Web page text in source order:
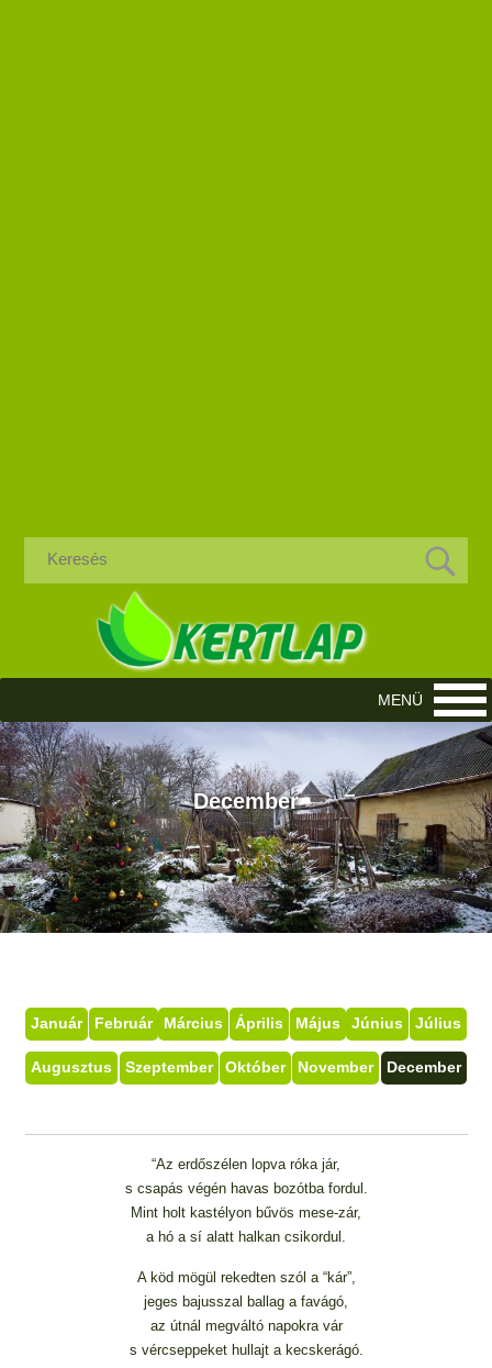
December
Január Február Március Április Május Június Július
Augusztus Szeptember Október November December
“Az erdőszélen lopva róka jár,
s csapás végén havas bozótba fordul.
Mint holt kastélyon bűvös mese-zár,
a hó a sí alatt halkan csikordul.
A köd mögül rekedten szól a “kár”,
jeges bajusszal ballag a favágó,
az útnál megváltó napokra vár
s vércseppeket hullajt a kecskerágó.